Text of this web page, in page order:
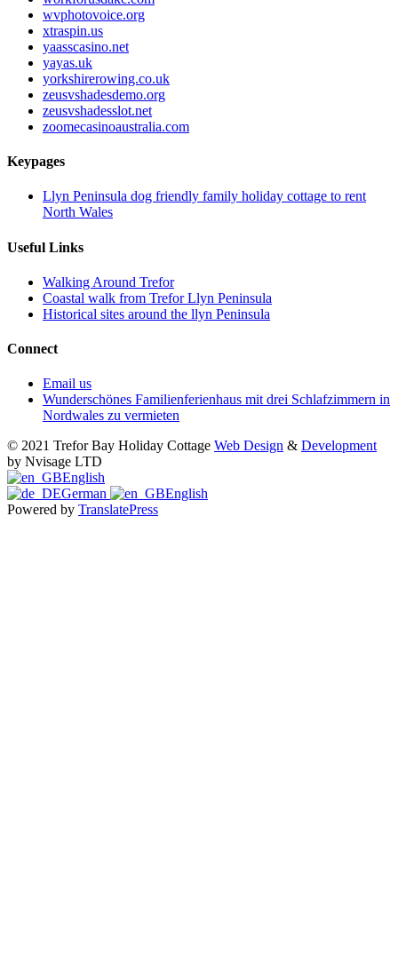
wvphotovoice.org
xtraspin.us
yaasscasino.net
yayas.uk
yorkshirerowing.co.uk
zeusvshadesdemo.org
zeusvshadesslot.net
zoomecasinoaustralia.com
Keypages
Llyn Peninsula dog friendly family holiday cottage to rent
North Wales
Useful Links
Walking Around Trefor
Coastal walk from Trefor Llyn Peninsula
Historical sites around the llyn Peninsula
Connect
Email us
Wunderschönes Familienferienhaus mit drei Schlafzimmern in
Nordwales zu vermieten
© 2021 Trefor Bay Holiday Cottage Web Design & Development
by Nvisage LTD
English
German
English
Powered by TranslatePress